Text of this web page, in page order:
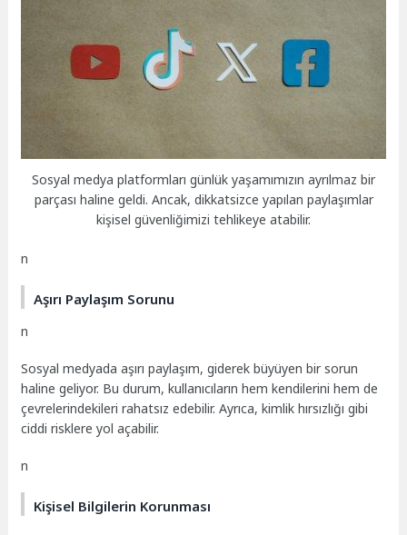
Sosyal medya platformları günlük yaşamımızın ayrılmaz bir
parçası haline geldi. Ancak, dikkatsizce yapılan paylaşımlar
kişisel güvenliğimizi tehlikeye atabilir.
n
Aşırı Paylaşım Sorunu
n
Sosyal medyada aşırı paylaşım, giderek büyüyen bir sorun
haline geliyor. Bu durum, kullanıcıların hem kendilerini hem de
çevrelerindekileri rahatsız edebilir. Ayrıca, kimlik hırsızlığı gibi
ciddi risklere yol açabilir.
n
Kişisel Bilgilerin Korunması